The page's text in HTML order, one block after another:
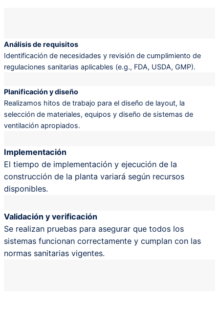
Análisis de requisitos
Identificación de necesidades y revisión de cumplimiento de
regulaciones sanitarias aplicables (e.g., FDA, USDA, GMP).
Planificación y diseño
Realizamos hitos de trabajo para el diseño de layout, la
selección de materiales, equipos y diseño de sistemas de
ventilación apropiados.
Implementación
El tiempo de implementación y ejecución de la
construcción de la planta variará según recursos
disponibles.
Validación y verificación
Se realizan pruebas para asegurar que todos los
sistemas funcionan correctamente y cumplan con las
normas sanitarias vigentes.